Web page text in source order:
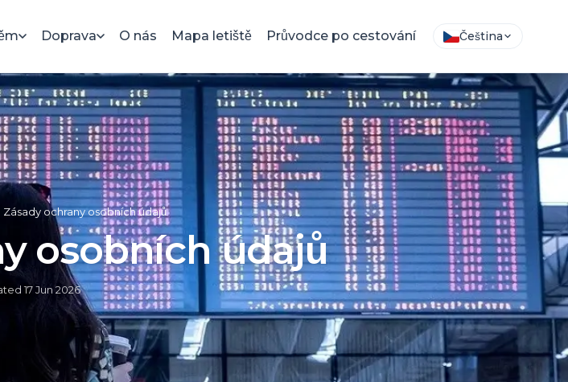
Doprava O nás Mapa letiště Průvodce po cestování Čeština
Zásady ochrany osobních údajů
osobních údajů
17 Jun 2026